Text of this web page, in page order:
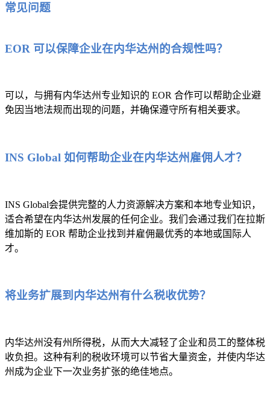
常见问题
EOR 可以保障企业在内华达州的合规性吗？
可以，与拥有内华达州专业知识的 EOR 合作可以帮助企业避
免因当地法规而出现的问题，并确保遵守所有相关要求。
INS Global 如何帮助企业在内华达州雇佣人才？
INS Global会提供完整的人力资源解决方案和本地专业知识，
适合希望在内华达州发展的任何企业。我们会通过我们在拉斯
维加斯的 EOR 帮助企业找到并雇佣最优秀的本地或国际人
才。
将业务扩展到内华达州有什么税收优势？
内华达州没有州所得税，从而大大减轻了企业和员工的整体税
收负担。这种有利的税收环境可以节省大量资金，并使内华达
州成为企业下一次业务扩张的绝佳地点。